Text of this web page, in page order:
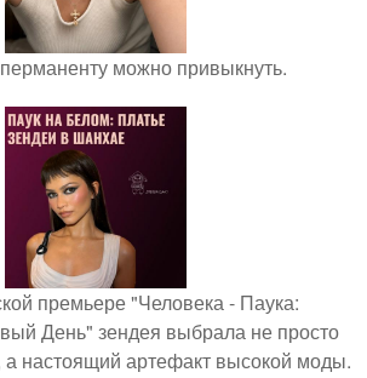
можно привыкнуть.
премьере "Человека - Паука:
День" зендея выбрала не просто
настоящий артефакт высокой моды.